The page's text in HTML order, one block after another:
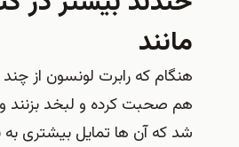
مانند
هنگام که رابرت لونسون از
هم صحبت کرده و لبخد بزنند
شد که آن ها تمایل بیشتری به